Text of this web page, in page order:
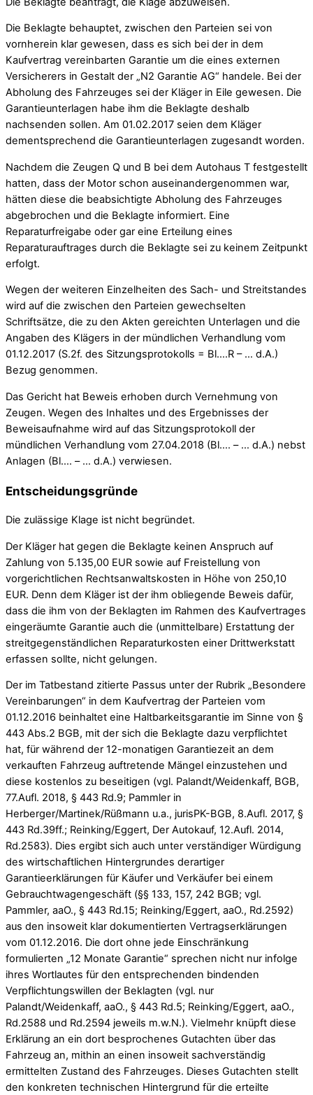
Die Beklagte behauptet, zwischen den Parteien sei von
vornherein klar gewesen, dass es sich bei der in dem
Kaufvertrag vereinbarten Garantie um die eines externen
Versicherers in Gestalt der „N2 Garantie AG“ handele. Bei der
Abholung des Fahrzeuges sei der Kläger in Eile gewesen. Die
Garantieunterlagen habe ihm die Beklagte deshalb
nachsenden sollen. Am 01.02.2017 seien dem Kläger
dementsprechend die Garantieunterlagen zugesandt worden.
Nachdem die Zeugen Q und B bei dem Autohaus T festgestellt
hatten, dass der Motor schon auseinandergenommen war,
hätten diese die beabsichtigte Abholung des Fahrzeuges
abgebrochen und die Beklagte informiert. Eine
Reparaturfreigabe oder gar eine Erteilung eines
Reparaturauftrages durch die Beklagte sei zu keinem Zeitpunkt
erfolgt.
Wegen der weiteren Einzelheiten des Sach- und Streitstandes
wird auf die zwischen den Parteien gewechselten
Schriftsätze, die zu den Akten gereichten Unterlagen und die
Angaben des Klägers in der mündlichen Verhandlung vom
01.12.2017 (S.2f. des Sitzungsprotokolls = Bl….R – … d.A.)
Bezug genommen.
Das Gericht hat Beweis erhoben durch Vernehmung von
Zeugen. Wegen des Inhaltes und des Ergebnisses der
Beweisaufnahme wird auf das Sitzungsprotokoll der
mündlichen Verhandlung vom 27.04.2018 (Bl…. – … d.A.) nebst
Anlagen (Bl…. – … d.A.) verwiesen.
Entscheidungsgründe
Die zulässige Klage ist nicht begründet.
Der Kläger hat gegen die Beklagte keinen Anspruch auf
Zahlung von 5.135,00 EUR sowie auf Freistellung von
vorgerichtlichen Rechtsanwaltskosten in Höhe von 250,10
EUR. Denn dem Kläger ist der ihm obliegende Beweis dafür,
dass die ihm von der Beklagten im Rahmen des Kaufvertrages
eingeräumte Garantie auch die (unmittelbare) Erstattung der
streitgegenständlichen Reparaturkosten einer Drittwerkstatt
erfassen sollte, nicht gelungen.
Der im Tatbestand zitierte Passus unter der Rubrik „Besondere
Vereinbarungen“ in dem Kaufvertrag der Parteien vom
01.12.2016 beinhaltet eine Haltbarkeitsgarantie im Sinne von §
443 Abs.2 BGB, mit der sich die Beklagte dazu verpflichtet
hat, für während der 12-monatigen Garantiezeit an dem
verkauften Fahrzeug auftretende Mängel einzustehen und
diese kostenlos zu beseitigen (vgl. Palandt/Weidenkaff, BGB,
77.Aufl. 2018, § 443 Rd.9; Pammler in
Herberger/Martinek/Rüßmann u.a., jurisPK-BGB, 8.Aufl. 2017, §
443 Rd.39ff.; Reinking/Eggert, Der Autokauf, 12.Aufl. 2014,
Rd.2583). Dies ergibt sich auch unter verständiger Würdigung
des wirtschaftlichen Hintergrundes derartiger
Garantieerklärungen für Käufer und Verkäufer bei einem
Gebrauchtwagengeschäft (§§ 133, 157, 242 BGB; vgl.
Pammler, aaO., § 443 Rd.15; Reinking/Eggert, aaO., Rd.2592)
aus den insoweit klar dokumentierten Vertragserklärungen
vom 01.12.2016. Die dort ohne jede Einschränkung
formulierten „12 Monate Garantie“ sprechen nicht nur infolge
ihres Wortlautes für den entsprechenden bindenden
Verpflichtungswillen der Beklagten (vgl. nur
Palandt/Weidenkaff, aaO., § 443 Rd.5; Reinking/Eggert, aaO.,
Rd.2588 und Rd.2594 jeweils m.w.N.). Vielmehr knüpft diese
Erklärung an ein dort besprochenes Gutachten über das
Fahrzeug an, mithin an einen insoweit sachverständig
ermittelten Zustand des Fahrzeuges. Dieses Gutachten stellt
den konkreten technischen Hintergrund für die erteilte